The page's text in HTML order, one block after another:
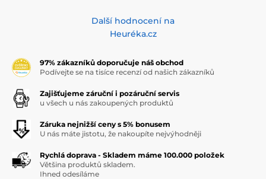
Další hodnocení na
Heuréka.cz
97% zákazníků doporučuje náš obchod
Podívejte se na tisíce recenzí od našich zákazníků
Zajišťujeme záruční i pozáruční servis
u všech u nás zakoupených produktů
Záruka nejnižší ceny s 5% bonusem
U nás máte jistotu, že nakoupíte nejvýhodněji
Rychlá doprava - Skladem máme 100.000 položek
Většina produktů skladem.
Ihned odesíláme